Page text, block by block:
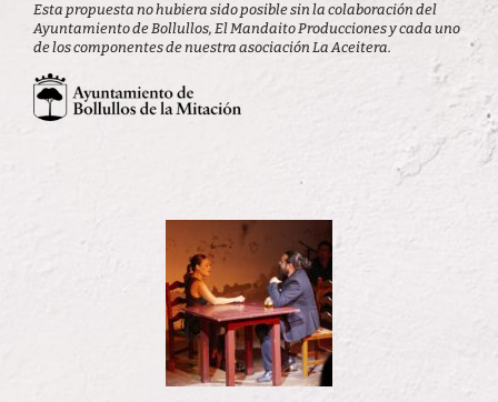
Esta propuesta no hubiera sido posible sin la colaboración del
Ayuntamiento de Bollullos, El Mandaito Producciones y cada uno
de los componentes de nuestra asociación La Aceitera.